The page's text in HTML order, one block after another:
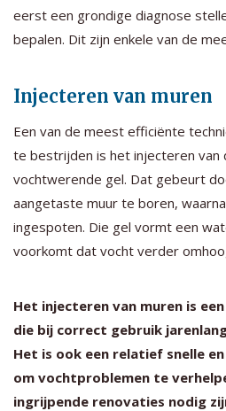
eerst een grondige diagnose
bepalen. Dit zijn enkele van de
Injecteren van muren
Een van de meest efficiënte
te bestrijden is het injecteren van
vochtwerende gel. Dat gebeurt
aangetaste muur te boren,
ingespoten. Die gel vormt een
voorkomt dat vocht verder
Het injecteren van muren is
die bij correct gebruik
Het is ook een relatief snelle
om vochtproblemen te
ingrijpende renovaties nodig